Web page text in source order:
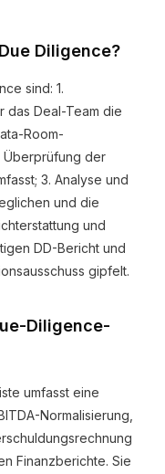
Diligence?
sind: 1.
das Deal-Team die
Room-
Überprüfung der
3. Analyse und
und die
und
DD-Bericht und
gipfelt.
Diligence-
umfasst eine
Normalisierung,
Finanzberichte. Sie